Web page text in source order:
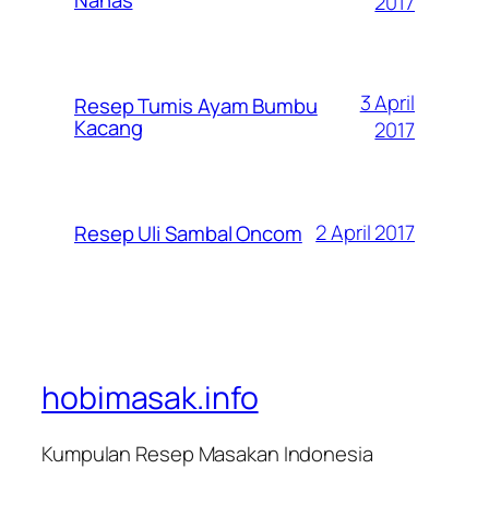
Resep Tumis Ayam Bumbu
Kacang
3 April
2017
Resep Uli Sambal Oncom 2 April 2017
hobimasak.info
Kumpulan Resep Masakan Indonesia